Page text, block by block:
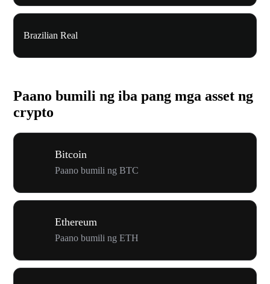
Brazilian Real
Paano bumili ng iba pang mga asset ng
crypto
Bitcoin
Paano bumili ng BTC
Ethereum
Paano bumili ng ETH